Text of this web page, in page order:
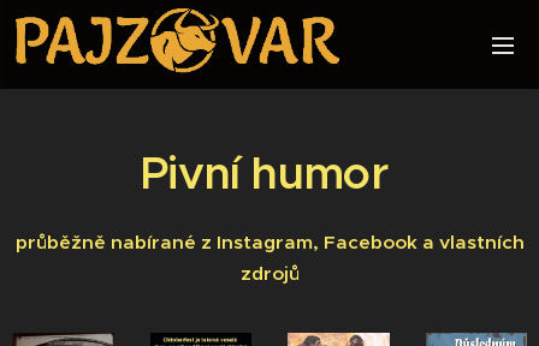
Pivní humor
průběžně nabírané z Instagram, Facebook a vlastních
zdrojů